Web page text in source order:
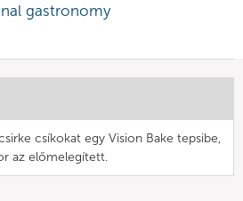
gastronomy
csíkokat egy Vision Bake tepsibe,
az előmelegített.